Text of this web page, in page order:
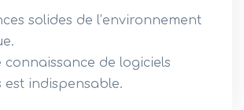
solides de l’environnement
de logiciels
est indispensable.